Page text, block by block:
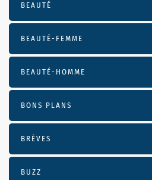
BEAUTÉ
BEAUTÉ-FEMME
BEAUTÉ-HOMME
BONS PLANS
BRÈVES
BUZZ